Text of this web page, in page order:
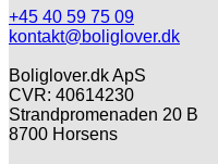
+45 40 59 75 09
kontakt@boliglover.dk
Boliglover.dk ApS
CVR: 40614230
Strandpromenaden 20 B
8700 Horsens